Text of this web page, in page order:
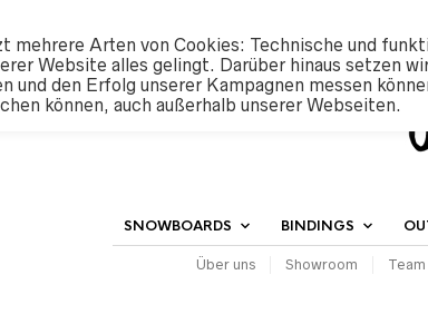
SNOWBOARDS BINDINGS
Über uns Showroom Team
mehrere Arten von Cookies: Technische und
Website alles gelingt. Darüber hinaus setzen
und den Erfolg unserer Kampagnen messen
können, auch außerhalb unserer Webseiten.